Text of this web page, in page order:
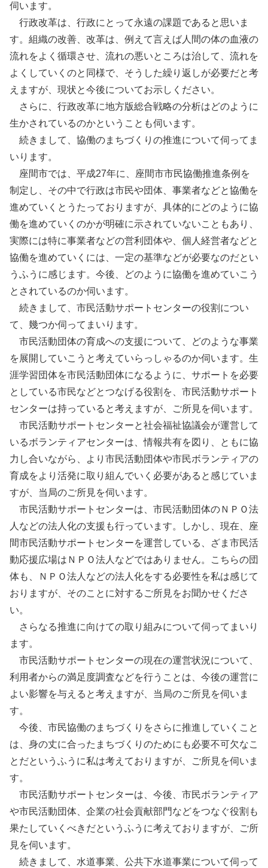
伺います。
行政改革は、行政にとって永遠の課題であると思いま
す。組織の改善、改革は、例えて言えば人間の体の血液の
流れをよく循環させ、流れの悪いところは治して、流れを
よくしていくのと同様で、そうした繰り返しが必要だと考
えますが、現状と今後についてお示しください。
さらに、行政改革に地方版総合戦略の分析はどのように
生かされているのかということも伺います。
続きまして、協働のまちづくりの推進について伺ってま
いります。
座間市では、平成27年に、座間市市民協働推進条例を
制定し、その中で行政は市民や団体、事業者などと協働を
進めていくとうたっておりますが、具体的にどのように協
働を進めていくのかが明確に示されていないこともあり、
実際には特に事業者などの営利団体や、個人経営者などと
協働を進めていくには、一定の基準などが必要なのだとい
うふうに感じます。今後、どのように協働を進めていこう
とされているのか伺います。
続きまして、市民活動サポートセンターの役割につい
て、幾つか伺ってまいります。
市民活動団体の育成への支援について、どのような事業
を展開していこうと考えていらっしゃるのか伺います。生
涯学習団体を市民活動団体になるように、サポートを必要
としている市民などとつなげる役割を、市民活動サポート
センターは持っていると考えますが、ご所見を伺います。
市民活動サポートセンターと社会福祉協議会が運営して
いるボランティアセンターは、情報共有を図り、ともに協
力し合いながら、より市民活動団体や市民ボランティアの
育成をより活発に取り組んでいく必要があると感じていま
すが、当局のご所見を伺います。
市民活動サポートセンターは、市民活動団体のＮＰＯ法
人などの法人化の支援も行っています。しかし、現在、座
間市民活動サポートセンターを運営している、ざま市民活
動応援広場はＮＰＯ法人などではありません。こちらの団
体も、ＮＰＯ法人などの法人化をする必要性を私は感じて
おりますが、そのことに対するご所見をお聞かせくださ
い。
さらなる推進に向けての取り組みについて伺ってまいり
ます。
市民活動サポートセンターの現在の運営状況について、
利用者からの満足度調査などを行うことは、今後の運営に
よい影響を与えると考えますが、当局のご所見を伺いま
す。
今後、市民協働のまちづくりをさらに推進していくこと
は、身の丈に合ったまちづくりのためにも必要不可欠なこ
とだというふうに私は考えておりますが、ご所見を伺いま
す。
市民活動サポートセンターは、今後、市民ボランティア
や市民活動団体、企業の社会貢献部門などをつなぐ役割も
果たしていくべきだというふうに考えておりますが、ご所
見を伺います。
続きまして、水道事業、公共下水道事業について伺って